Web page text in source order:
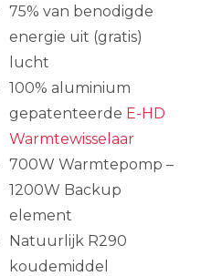
75% van benodigde
energie uit (gratis)
lucht
100% aluminium
gepatenteerde E-HD
Warmtewisselaar
700W Warmtepomp –
1200W Backup
element
Natuurlijk R290
koudemiddel